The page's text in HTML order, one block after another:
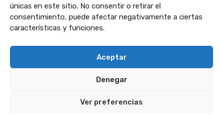
únicas en este sitio. No consentir o retirar el
consentimiento, puede afectar negativamente a ciertas
características y funciones.
Aceptar
Denegar
Ver preferencias
integración económica y social de la zona fronteriza España-Francia-
Andorra.